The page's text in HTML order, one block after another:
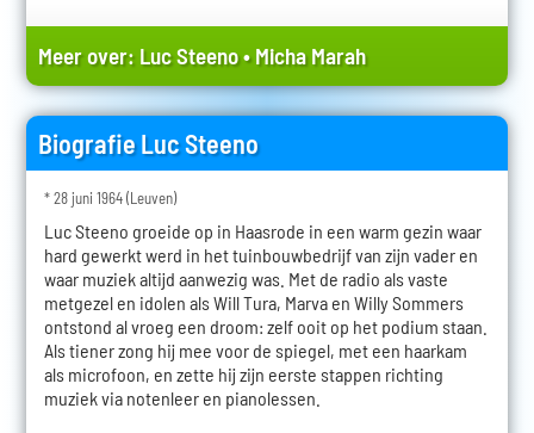
Meer over: Luc Steeno•Micha Marah
Biografie Luc Steeno
* 28 juni 1964 (Leuven)
Luc Steeno groeide op in Haasrode in een warm gezin waar
hard gewerkt werd in het tuinbouwbedrijf van zijn vader en
waar muziek altijd aanwezig was. Met de radio als vaste
metgezel en idolen als Will Tura, Marva en Willy Sommers
ontstond al vroeg een droom: zelf ooit op het podium staan.
Als tiener zong hij mee voor de spiegel, met een haarkam
als microfoon, en zette hij zijn eerste stappen richting
muziek via notenleer en pianolessen.